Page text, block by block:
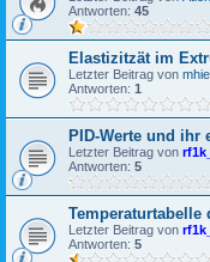
Antworten: 45
Elastizitzät im
Letzter Beitrag von
Antworten: 1
PID-Werte und ihr
Letzter Beitrag von
Antworten: 5
Temperaturtabelle
Letzter Beitrag von
Antworten: 5